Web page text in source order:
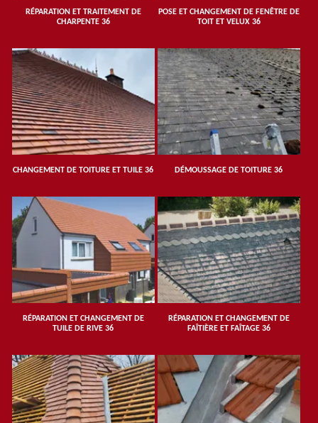
RÉPARATION ET TRAITEMENT DE
CHARPENTE 36
POSE ET CHANGEMENT DE FENÊTRE DE
TOIT ET VELUX 36
CHANGEMENT DE TOITURE ET TUILE 36 DÉMOUSSAGE DE TOITURE 36
RÉPARATION ET CHANGEMENT DE
TUILE DE RIVE 36
RÉPARATION ET CHANGEMENT DE
FAÎTIÈRE ET FAÎTAGE 36